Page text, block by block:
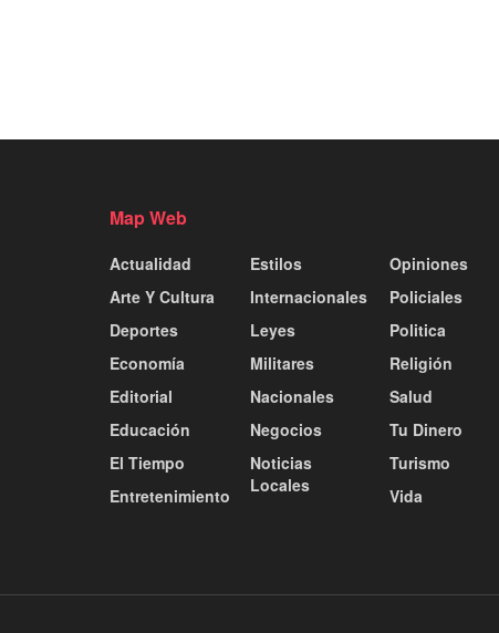
Map Web
Actualidad
Arte Y Cultura
Deportes
Economía
Editorial
Educación
El Tiempo
Entretenimiento
Estilos
Internacionales
Leyes
Militares
Nacionales
Negocios
Noticias
Locales
Opiniones
Policiales
Politica
Religión
Salud
Tu Dinero
Turismo
Vida